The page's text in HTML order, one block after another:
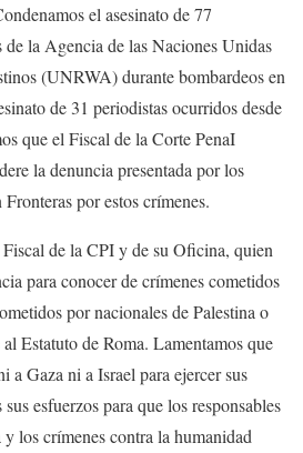
el asesinato de 77
de la Agencia de las Naciones Unidas
(UNRWA) durante bombardeos en
de 31 periodistas ocurridos desde
que el Fiscal de la Corte PenaI
la denuncia presentada por los
por estos crímenes.
de la CPI y de su Oficina, quien
para conocer de crímenes cometidos
por nacionales de Palestina o
Estatuto de Roma. Lamentamos que
a Gaza ni a Israel para ejercer sus
esfuerzos para que los responsables
los crímenes contra la humanidad